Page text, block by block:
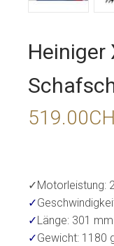
Heiniger
519.00
✓Motorleistung:
✓
✓Länge: 301 mm
✓Gewicht: 1180